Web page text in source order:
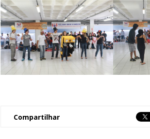
Compartilhar